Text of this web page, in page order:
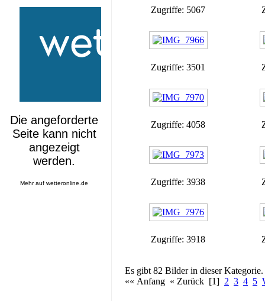
Mehr aufwetteronline.de
Zugriffe: 5067
Zugriffe: 3501
Zugriffe: 4058
Zugriffe: 3938
Zugriffe: 3918
Es gibt 82 Bilder in dieser Kategorie.
«« Anfang « Zurück [1] 2 3 4 5